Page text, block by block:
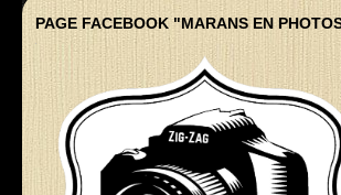
PAGE FACEBOOK "MARANS EN